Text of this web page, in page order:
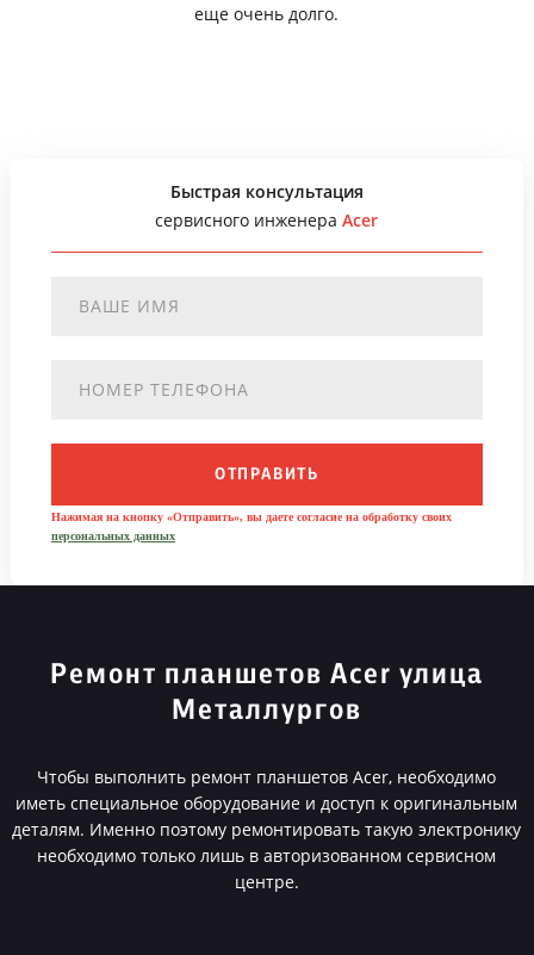
еще очень долго.
Быстрая консультация
сервисного инженераAcer
ОТПРАВИТЬ
Нажимая на кнопку «Отправить», вы даете согласие на обработку своих
персональных данных
Ремонт планшетов Acer улица
Металлургов
Чтобы выполнить ремонт планшетов Acer, необходимо
иметь специальное оборудование и доступ к оригинальным
деталям. Именно поэтому ремонтировать такую электронику
необходимо только лишь в авторизованном сервисном
центре.